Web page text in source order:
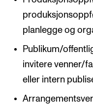
planlegge og
Publikum/
invitere venner/
eller intern